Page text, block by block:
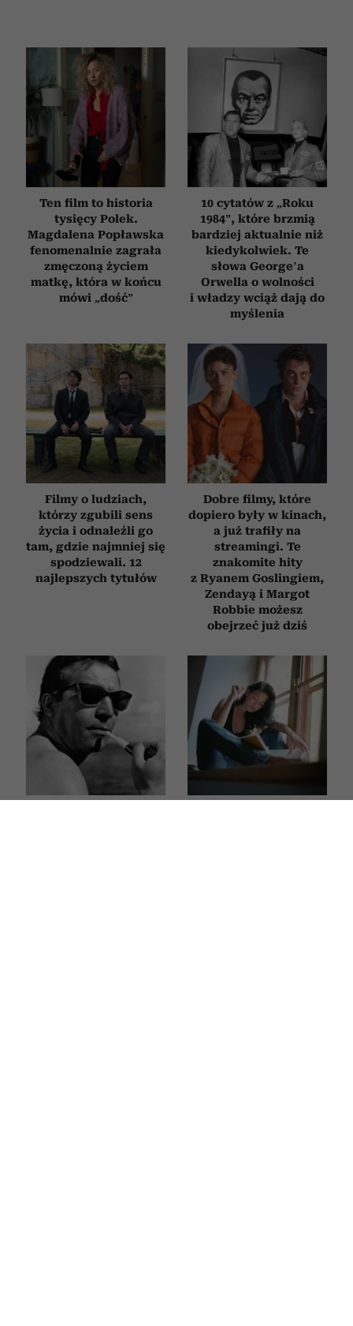
Ten film to historia
tysięcy Polek.
Magdalena Popławska
fenomenalnie zagrała
zmęczoną życiem
matkę, która w końcu
mówi „dość”
10 cytatów z „Roku
1984”, które brzmią
bardziej aktualnie niż
kiedykolwiek. Te
słowa George’a
Orwella o wolności
i władzy wciąż dają do
myślenia
Filmy o ludziach,
którzy zgubili sens
życia i odnaleźli go
tam, gdzie najmniej się
spodziewali. 12
najlepszych tytułów
Dobre filmy, które
dopiero były w kinach,
a już trafiły na
streamingi. Te
znakomite hity
z Ryanem Goslingiem,
Zendayą i Margot
Robbie możesz
obejrzeć już dziś